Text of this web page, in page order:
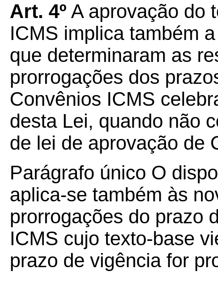
Art. 4º A aprovação do
ICMS implica também
que determinaram as
prorrogações dos
Convênios ICMS
desta Lei, quando não
de lei de aprovação de
Parágrafo único O
aplica-se também às
prorrogações do prazo
ICMS cujo texto-base
prazo de vigência for